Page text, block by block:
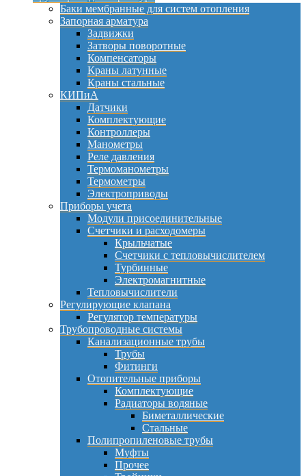
Баки мембранные для систем отопления
Запорная арматура
Задвижки
Затворы поворотные
Компенсаторы
Краны латунные
Краны стальные
КИПиА
Датчики
Комплектующие
Контроллеры
Манометры
Реле давления
Термоманометры
Термометры
Электроприводы
Приборы учета
Модули присоединительные
Счетчики и расходомеры
Крыльчатые
Счетчики с тепловычислителем
Турбинные
Электромагнитные
Тепловычислители
Регулирующие клапана
Регулятор температуры
Трубопроводные системы
Канализационные трубы
Трубы
Фитинги
Отопительные приборы
Комплектующие
Радиаторы водяные
Биметаллические
Стальные
Полипропиленовые трубы
Муфты
Прочее